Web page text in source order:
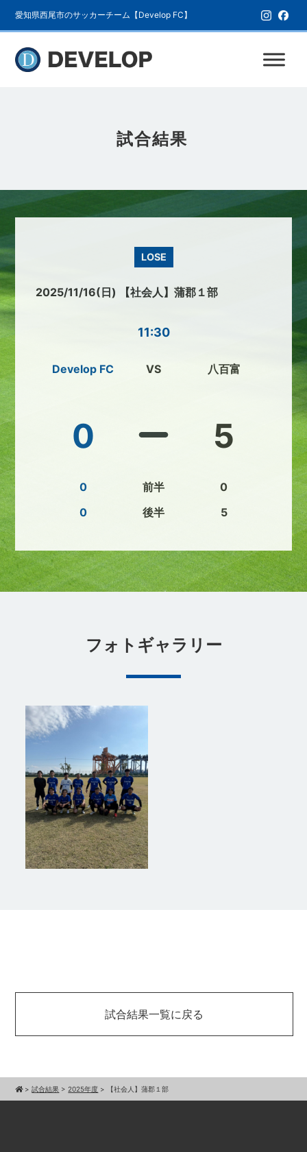
愛知県西尾市のサッカーチーム【Develop FC】
試合結果
LOSE
2025/11/16(日) 【社会人】蒲郡１部
11:30
Develop FC
0
0
0
VS
前半
後半
八百富
5
0
5
フォトギャラリー
試合結果一覧に戻る
>試合結果 > 2025年度 > 【社会人】蒲郡１部